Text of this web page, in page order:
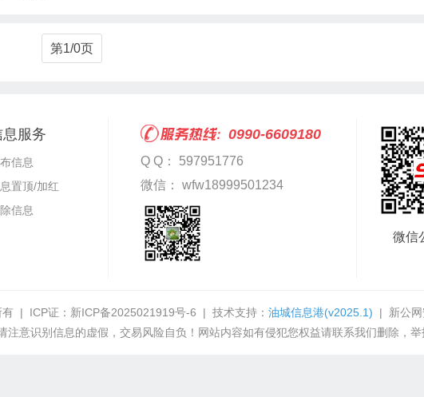
第1/0页
息服务
信息
置顶/加红
信息
0990-6609180
Q Q： 597951776
微信： wfw18999501234
微信
有 | ICP证： 新ICP备2025021919号-6 | 技术支持： 油城信息港(v2025.1) | 新公
注意识别信息的虚假，交易风险自负！网站内容如有侵犯您权益请联系我们删除，